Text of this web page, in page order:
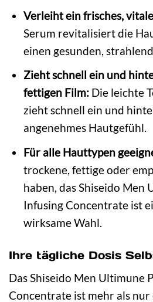
Verleiht ein frisches,
Serum revitalisiert die
einen gesunden,
Zieht schnell ein und
fettigen Film:Die leichte
zieht schnell ein und
angenehmes Hautgefühl.
Für alle Hauttypen
trockene, fettige oder
haben, das Shiseido Men
Infusing Concentrate ist
wirksame Wahl.
Ihre tägliche Dosis
Das Shiseido Men Ultimune
Concentrate ist mehr als nur